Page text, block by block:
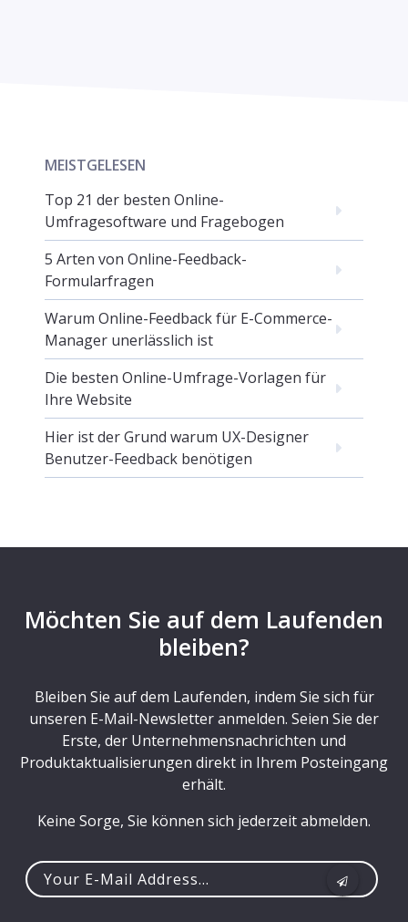
MEISTGELESEN
Top 21 der besten Online-
Umfragesoftware und Fragebogen
5 Arten von Online-Feedback-
Formularfragen
Warum Online-Feedback für E-Commerce-
Manager unerlässlich ist
Die besten Online-Umfrage-Vorlagen für
Ihre Website
Hier ist der Grund warum UX-Designer
Benutzer-Feedback benötigen
Möchten Sie auf dem Laufenden
bleiben?
Bleiben Sie auf dem Laufenden, indem Sie sich für
unseren E-Mail-Newsletter anmelden. Seien Sie der
Erste, der Unternehmensnachrichten und
Produktaktualisierungen direkt in Ihrem Posteingang
erhält.
Keine Sorge, Sie können sich jederzeit abmelden.